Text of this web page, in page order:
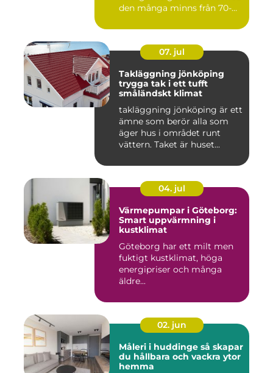
den många minns från 70-
07. jul
Takläggning jönköping
trygga tak i ett tufft
småländskt klimat
takläggning jönköping är ett
ämne som berör alla som
äger hus i området runt
vättern. Taket är huset...
04. jul
Värmepumpar i Göteborg:
Smart uppvärmning i
kustklimat
Göteborg har ett milt men
fuktigt kustklimat, höga
energipriser och många
äldre...
02. jun
Måleri i huddinge så skapar
du hållbara och vackra ytor
hemma